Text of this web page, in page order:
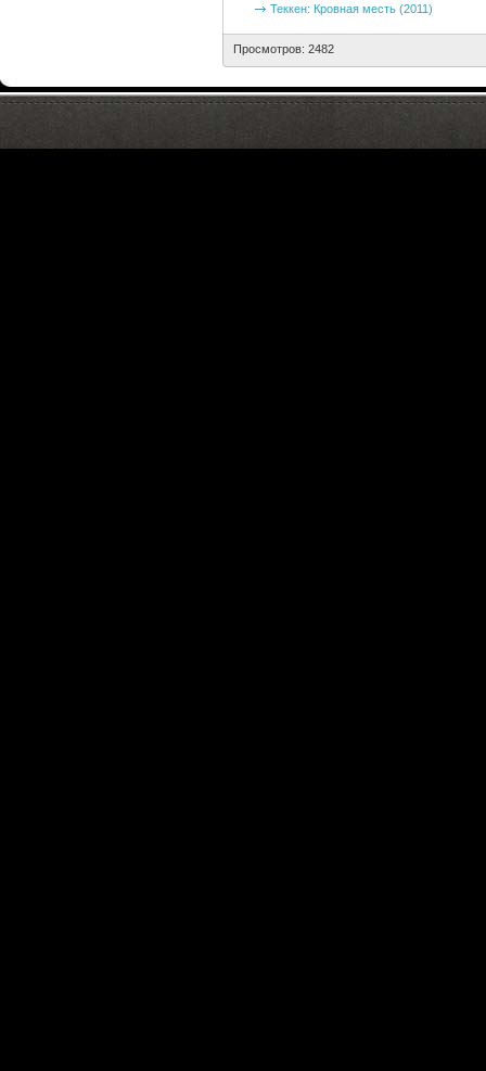
Теккен: Кровная месть (2011)
Просмотров: 2482